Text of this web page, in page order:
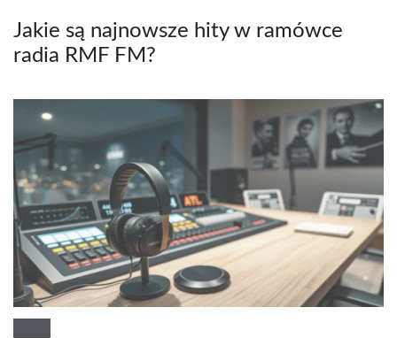
Jakie są najnowsze hity w ramówce
radia RMF FM?